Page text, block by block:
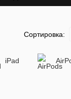
Сортировка:
iPad